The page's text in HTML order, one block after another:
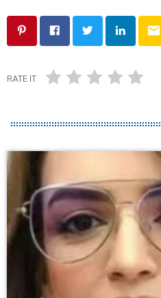
email
RATE IT